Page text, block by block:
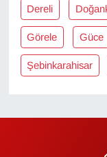
Dereli
Görele Güce
Şebinkarahisar
Kim
Kültür &
MAGAZİN